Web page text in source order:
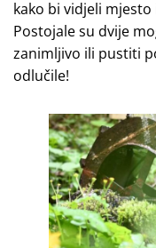
kako bi vidjeli
Postojale su dvije
zanimljivo ili pustiti
odlučile!